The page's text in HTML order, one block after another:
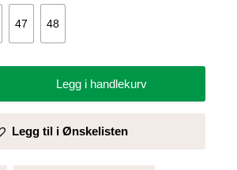
47 48
Legg i handlekurv
Legg til i Ønskelisten